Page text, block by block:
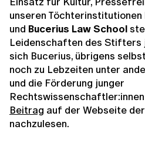
unseren Töchterinstitutionen
und Bucerius Law School
Leidenschaften des Stifters
sich Bucerius, übrigens
noch zu Lebzeiten unter
und die Förderung junger
Beitrag auf der Webseite
nachzulesen.